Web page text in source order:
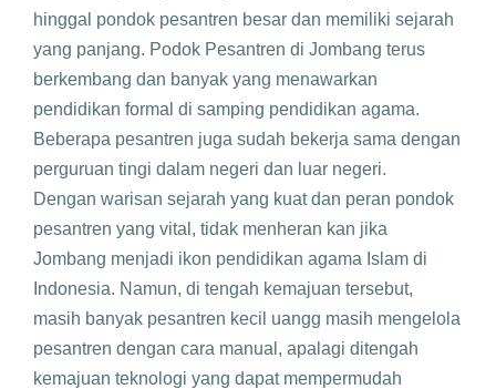
hinggal pondok pesantren besar dan memiliki sejarah
yang panjang. Podok Pesantren di Jombang terus
berkembang dan banyak yang menawarkan
pendidikan formal di samping pendidikan agama.
Beberapa pesantren juga sudah bekerja sama dengan
perguruan tingi dalam negeri dan luar negeri.
Dengan warisan sejarah yang kuat dan peran pondok
pesantren yang vital, tidak menheran kan jika
Jombang menjadi ikon pendidikan agama Islam di
Indonesia. Namun, di tengah kemajuan tersebut,
masih banyak pesantren kecil uangg masih mengelola
pesantren dengan cara manual, apalagi ditengah
kemajuan teknologi yang dapat mempermudah